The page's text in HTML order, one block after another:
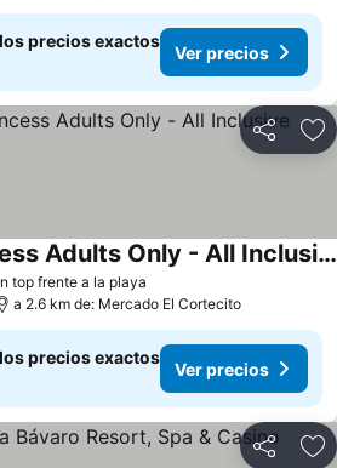
precios exactos
Ver precios
Compartir
top frente a la playa
Punta Cana Princess Adults Only - All Inclusive
a 2.6 km de: Mercado El Cortecito
precios exactos
Ver precios
Compartir